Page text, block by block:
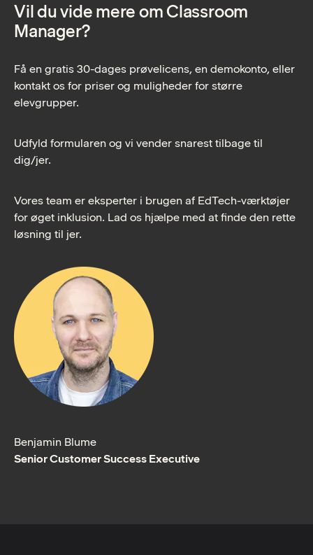
Vil du vide mere om Classroom
Manager?
Få en gratis 30-dages prøvelicens, en demokonto, eller
kontakt os for priser og muligheder for større
elevgrupper.
Udfyld formularen og vi vender snarest tilbage til
dig/jer.
Vores team er eksperter i brugen af EdTech-værktøjer
for øget inklusion. Lad os hjælpe med at finde den rette
løsning til jer.
Benjamin Blume
Senior Customer Success Executive